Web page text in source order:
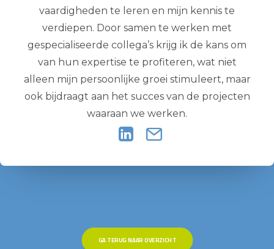
vaardigheden te leren en mijn kennis te
verdiepen. Door samen te werken met
gespecialiseerde collega’s krijg ik de kans om
van hun expertise te profiteren, wat niet
alleen mijn persoonlijke groei stimuleert, maar
ook bijdraagt aan het succes van de projecten
waaraan we werken.
GA TERUG NAAR OVERZICHT